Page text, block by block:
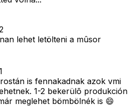
lehet letölteni a mûsor
is fennakadnak azok vmi
1-2 bekerülõ produkción
meglehet bömbölnék is 😄